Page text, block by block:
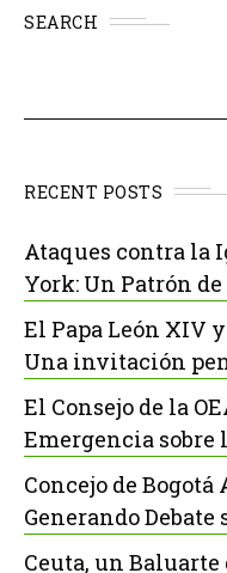
SEARCH
RECENT POSTS
Ataques contra la
York: Un Patrón
El Papa León XIV
Una invitación
El Consejo de la
Emergencia
Concejo de Bogotá
Generando Debate
Ceuta, un